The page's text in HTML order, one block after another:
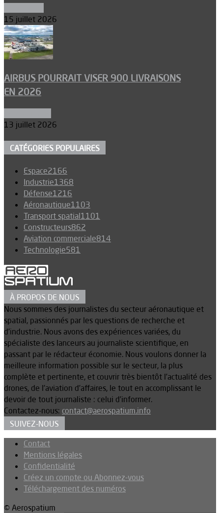
15 juillet 2026
AIRBUS POURRAIT VISER 900 LIVRAISONS
EN 2026
13 juillet 2026
CATÉGORIES POPULAIRES
Espace2166
Industrie1368
Défense1216
Aéronautique1103
Transport spatial1101
Constructeurs862
Aviation commerciale814
Technologie581
À PROPOS DE NOUS
Nous sommes des journalistes du secteur aéronautique et
spatial, passionnés par les questions de recherche et
d’industrie. Nous avons des expériences variées, du
spécialiste des lanceurs au journaliste scientifique, en
passant par le rédacteur économie. Nous voulons donner la
meilleure information possible sur le secteur, la plus
complète et pertinente, et couvrir très bientôt l’actualité des
drones, de l’aviation d’affaires, le tout en accomplissant le
devoir de tout journaliste : celui d’informer.
Contactez-nous: contact@aerospatium.info
SUIVEZ-NOUS
Contact
Mentions légales
Confidentialité
Créez un compte ou Abonnez-vous
Téléchargement des numéros
© Aerospatium